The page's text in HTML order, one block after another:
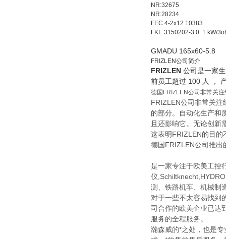
NR:32675
NR:28234
FEC 4-2x12 10383
FKE 3150202-3.0 1 kW/
GMADU 165x60-5.8
FRIZLEN公司简介
FRIZLEN 公司是一家
前员工超过 100 人 ，
德国FRIZLEN公司非常关
FRIZLEN公司非常关
的部分。自动化生产和
且还影响它。无论创
这表明FRIZLEN的目的
德国FRIZLEN公司推出
是一家专注于欧美工控
仪
测、铁路机车、机械制
对于一些不太容易找到
司合作的欧美企业已达
服务的全程服务。
瀚森威的*之处，也是